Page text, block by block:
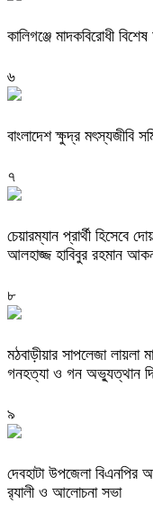
কালিগঞ্জে মাদকবিরোধী
৬
বাংলাদেশ ক্ষুদ্র মৎস্যজীবি
৭
চেয়ারম্যান প্রার্থী হিসেবে
আলহাজ্জ হাবিবুর রহমান
৮
মঠবাড়ীয়ার সাপলেজা লায়লা
গনহত্যা ও গন অভ্যুত্থান
৯
দেবহাটা উপজেলা
র‍্যালী ও আলোচনা সভা